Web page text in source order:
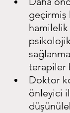
geçirmiş
terapiler
Doktor
önleyici